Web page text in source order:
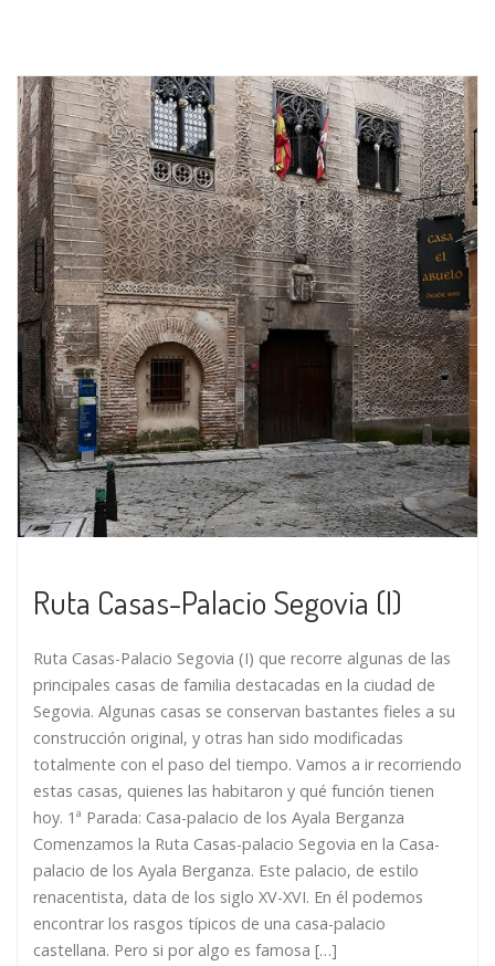
Ruta Casas-Palacio Segovia (I)
Ruta Casas-Palacio Segovia (I) que recorre algunas de las
principales casas de familia destacadas en la ciudad de
Segovia. Algunas casas se conservan bastantes fieles a su
construcción original, y otras han sido modificadas
totalmente con el paso del tiempo. Vamos a ir recorriendo
estas casas, quienes las habitaron y qué función tienen
hoy. 1ª Parada: Casa-palacio de los Ayala Berganza
Comenzamos la Ruta Casas-palacio Segovia en la Casa-
palacio de los Ayala Berganza. Este palacio, de estilo
renacentista, data de los siglo XV-XVI. En él podemos
encontrar los rasgos típicos de una casa-palacio
castellana. Pero si por algo es famosa […]